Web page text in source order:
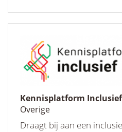
Kennisplatform Inclusief
Overige
Draagt bij aan een